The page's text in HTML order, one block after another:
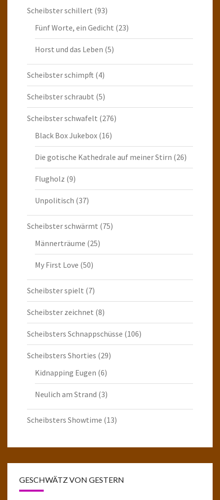
Scheibster schillert (93)
Fünf Worte, ein Gedicht (23)
Horst und das Leben (5)
Scheibster schimpft (4)
Scheibster schraubt (5)
Scheibster schwafelt (276)
Black Box Jukebox (16)
Die gotische Kathedrale auf meiner Stirn (26)
Flugholz (9)
Unpolitisch (37)
Scheibster schwärmt (75)
Männerträume (25)
My First Love (50)
Scheibster spielt (7)
Scheibster zeichnet (8)
Scheibsters Schnappschüsse (106)
Scheibsters Shorties (29)
Kidnapping Eugen (6)
Neulich am Strand (3)
Scheibsters Showtime (13)
GESCHWÄTZ VON GESTERN